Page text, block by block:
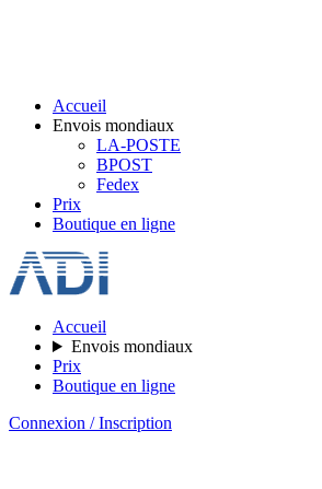
Accueil
Envois mondiaux
LA-POSTE
BPOST
Fedex
Prix
Boutique en ligne
Accueil
Envois mondiaux
Prix
Boutique en ligne
Connexion / Inscription